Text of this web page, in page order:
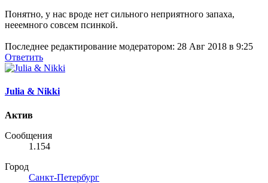
Понятно, у нас вроде нет сильного неприятного запаха,
нееемного совсем псинкой.
Последнее редактирование модератором: 28 Авг 2018 в 9:25
Ответить
Julia & Nikki
Актив
Сообщения
1.154
Город
Санкт-Петербург